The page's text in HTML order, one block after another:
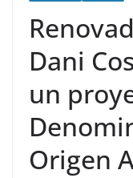
Dani
un
Origen